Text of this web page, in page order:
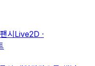
시 Live2D ·